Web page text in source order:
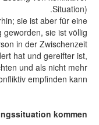
Situation).
sie ist aber für eine
geworden, sie ist völlig
in der Zwischenzeit
hat und gereifter ist,
und als nicht mehr
empfinden kann.
kommen: